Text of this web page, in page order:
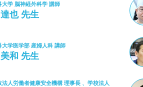
大学 脳神経外科学 講師
也 先生
大学医学部 産婦人科 講師
和 先生
法人労働者健康安全機構 理事長 、学校法人